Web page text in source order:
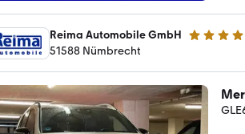
Reima Automobile GmbH 4.8 Sterne
51588 Nümbrecht